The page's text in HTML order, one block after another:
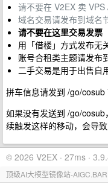
请不要在 V2EX 卖 VPS
域名交易请发布到域名
请不要在这里交易发票
用「借楼」方式发布无
账号合租类主题请发布
二手交易是用于出售自
拼车信息请发到 /go/cosub
如果没有发送到 /go/
续触发这样的移动，会导致
© 2026 V2EX · 27ms ·
顶级AI大模型镜像站-AIGC.BAR